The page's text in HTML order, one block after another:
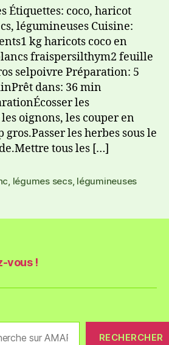
Étiquettes: coco, haricot
légumineuses Cuisine:
kg haricots coco en
fraispersilthym2 feuille
selpoivre Préparation: 5
dans: 36 min
les
oignons, les couper en
les herbes sous le
tous les […]
légumes secs, légumineuses
vous !
RECHERCHER